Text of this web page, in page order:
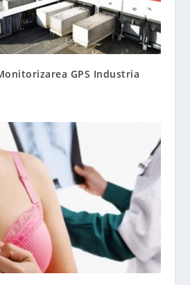
GPS Industria